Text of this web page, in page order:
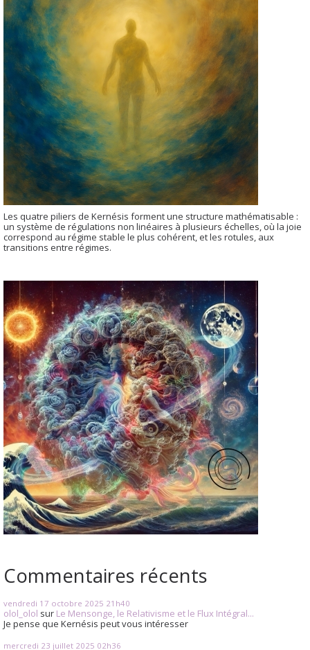
Les quatre piliers de Kernésis forment une structure mathématisable :
un système de régulations non linéaires à plusieurs échelles, où la joie
correspond au régime stable le plus cohérent, et les rotules, aux
transitions entre régimes.
Commentaires récents
vendredi 17 octobre 2025 21h40
olol_olol sur Le Mensonge, le Relativisme et le Flux Intégral...
Je pense que Kernésis peut vous intéresser
mercredi 23 juillet 2025 02h36